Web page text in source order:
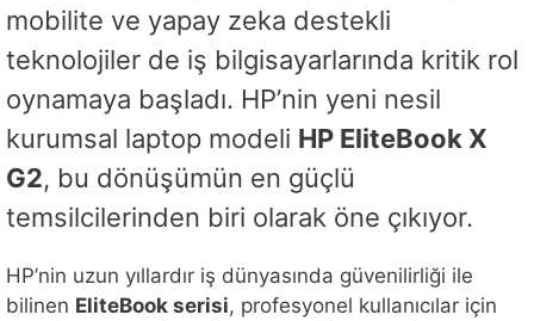
mobilite ve yapay zeka destekli
teknolojiler de iş bilgisayarlarında kritik rol
oynamaya başladı. HP’nin yeni nesil
kurumsal laptop modeli HP EliteBook X
G2, bu dönüşümün en güçlü
temsilcilerinden biri olarak öne çıkıyor.
HP’nin uzun yıllardır iş dünyasında güvenilirliği ile
bilinen EliteBook serisi, profesyonel kullanıcılar için